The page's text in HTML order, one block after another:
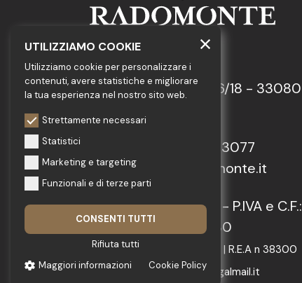
GEDA S.r.l.
Via Maestri del Lavoro, 16/18 - 33080
Tel.: +39 0434 923077
E-mail: info@radomonte.it
© 2022-2026 GEDA S.r.l. - P.IVA e C.F.:
IT01018780930
Capitale Sociale € 103.000,00 | R.E.A n 38300
C.C.I.A.A. PN | geda1@legalmail.it
UTILIZZIAMO COOKIE
Utilizziamo cookie per personalizzare i
contenuti, avere statistiche e migliorare
la tua esperienza nel nostro sito web.
Strettamente necessari
Statistici
Marketing e targeting
Funzionali e di terze parti
CONSENTI TUTTI
Rifiuta tutti
Maggiori informazioni
Cookie Policy